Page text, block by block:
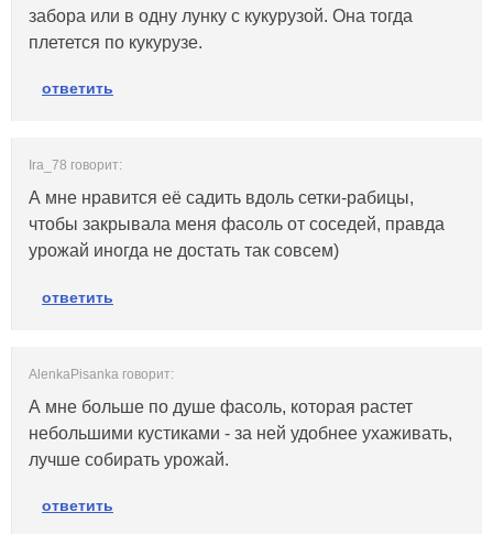
забора или в одну лунку с кукурузой. Она тогда
плетется по кукурузе.
ответить
Ira_78 говорит:
А мне нравится её садить вдоль сетки-рабицы,
чтобы закрывала меня фасоль от соседей, правда
урожай иногда не достать так совсем)
ответить
AlenkaPisanka говорит:
А мне больше по душе фасоль, которая растет
небольшими кустиками - за ней удобнее ухаживать,
лучше собирать урожай.
ответить